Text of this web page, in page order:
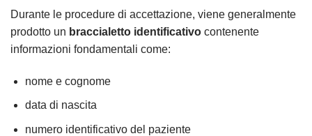
Durante le procedure di accettazione, viene generalmente
prodotto un braccialetto identificativo contenente
informazioni fondamentali come:
nome e cognome
data di nascita
numero identificativo del paziente